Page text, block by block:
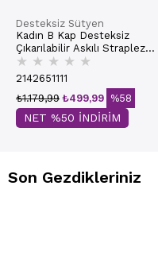
Desteksiz Sütyen
Kadın B Kap Desteksiz
Çıkarılabilir Askılı Straplez
Basic Sütyen | Ekru 7050
★ ★ ★ ★ ★
2142651111
₺499,99
₺1.179,99 %58
NET %50 İNDİRİM
Son Gezdikleriniz